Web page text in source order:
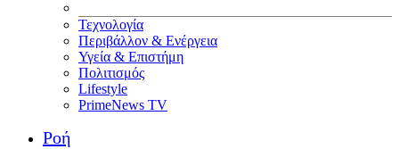
Τεχνολογία
Περιβάλλον & Ενέργεια
Υγεία & Επιστήμη
Πολιτισμός
Lifestyle
PrimeNews TV
Ροή